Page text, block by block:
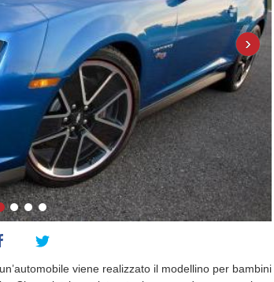
›
viene realizzato il modellino per bambini